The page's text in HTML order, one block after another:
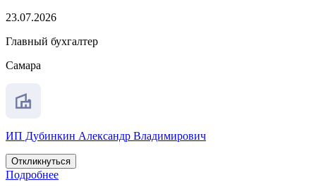
23.07.2026
Главный бухгалтер
Самара
ИП Дубинкин Александр Владимирович
Откликнуться
Подробнее